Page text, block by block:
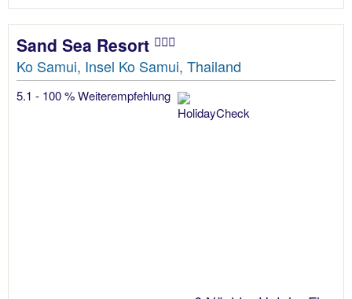
Sand Sea Resort
Ko Samui, Insel Ko Samui, Thailand
5.1 - 100 % Weiterempfehlung